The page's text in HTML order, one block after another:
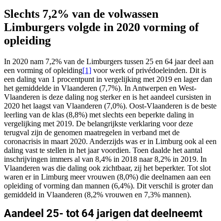
Slechts 7,2% van de volwassen
Limburgers volgde in 2020 vorming of
opleiding
In 2020 nam 7,2% van de Limburgers tussen 25 en 64 jaar deel aan
een vorming of opleiding[1] voor werk of privédoeleinden. Dit is
een daling van 1 procentpunt in vergelijking met 2019 en lager dan
het gemiddelde in Vlaanderen (7,7%). In Antwerpen en West-
Vlaanderen is deze daling nog sterker en is het aandeel cursisten in
2020 het laagst van Vlaanderen (7,0%). Oost-Vlaanderen is de beste
leerling van de klas (8,8%) met slechts een beperkte daling in
vergelijking met 2019. De belangrijkste verklaring voor deze
terugval zijn de genomen maatregelen in verband met de
coronacrisis in maart 2020. Anderzijds was er in Limburg ook al een
daling vast te stellen in het jaar voordien. Toen daalde het aantal
inschrijvingen immers al van 8,4% in 2018 naar 8,2% in 2019. In
Vlaanderen was die daling ook zichtbaar, zij het beperkter. Tot slot
waren er in Limburg meer vrouwen (8,0%) die deelnamen aan een
opleiding of vorming dan mannen (6,4%). Dit verschil is groter dan
gemiddeld in Vlaanderen (8,2% vrouwen en 7,3% mannen).